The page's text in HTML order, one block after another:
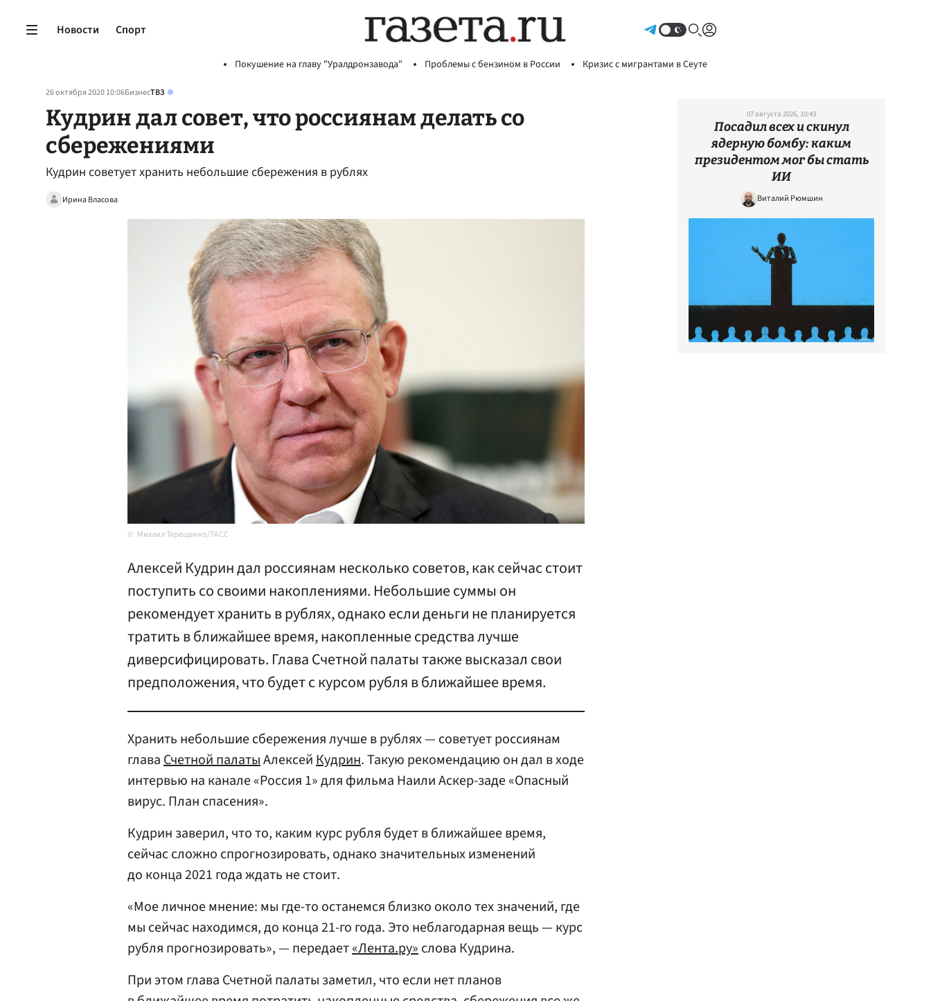
Новости Спорт
Покушение на главу "Уралдронзавода" Проблемы с бензином в России Кризис с мигрантами в Сеуте
26 октября 2020 10:06БизнесТВЗ
Кудрин дал совет, что россиянам делать со
сбережениями
Кудрин советует хранить небольшие сбережения в рублях
Ирина Власова
Михаил Терещенко/ТАСС
Алексей Кудрин дал россиянам несколько советов, как сейчас стоит
поступить со своими накоплениями. Небольшие суммы он
рекомендует хранить в рублях, однако если деньги не планируется
тратить в ближайшее время, накопленные средства лучше
диверсифицировать. Глава Счетной палаты также высказал свои
предположения, что будет с курсом рубля в ближайшее время.
Хранить небольшие сбережения лучше в рублях — советует россиянам
главаСчетной палатыАлексейКудрин. Такую рекомендацию он дал в ходе
интервью на канале «Россия 1» для фильма Наили Аскер-заде «Опасный
вирус. План спасения».
Кудрин заверил, что то, каким курс рубля будет в ближайшее время,
сейчас сложно спрогнозировать, однако значительных изменений
до конца 2021 года ждать не стоит.
«Мое личное мнение: мы где-то останемся близко около тех значений, где
мы сейчас находимся, до конца 21-го года. Это неблагодарная вещь — курс
рубля прогнозировать», — передает«Лента.ру»слова Кудрина.
При этом глава Счетной палаты заметил, что если нет планов
07 августа 2026, 10:43
Посадил всех и скинул
ядерную бомбу: каким
президентом мог бы стать
ИИ
Виталий Рюмшин